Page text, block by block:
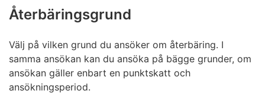
Återbäringsgrund
Välj på vilken grund du ansöker om återbäring. I
samma ansökan kan du ansöka på bägge grunder, om
ansökan gäller enbart en punktskatt och
ansökningsperiod.